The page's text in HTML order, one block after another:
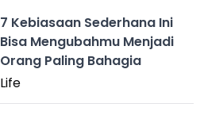
7 Kebiasaan Sederhana Ini
Bisa Mengubahmu Menjadi
Orang Paling Bahagia
Life